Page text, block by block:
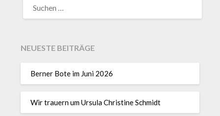
NEUESTE BEITRÄGE
Berner Bote im Juni 2026
Wir trauern um Ursula Christine Schmidt